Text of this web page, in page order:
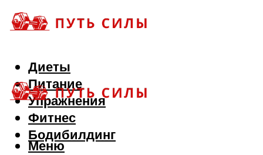
Диеты
Питание
Упражнения
Фитнес
Бодибилдинг
Меню